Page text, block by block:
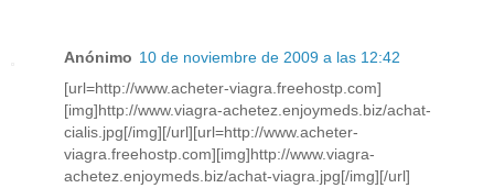
Anónimo 10 de noviembre de 2009 a las 12:42
[url=http://www.acheter-viagra.freehostp.com]
[img]http://www.viagra-achetez.enjoymeds.biz/achat-
cialis.jpg[/img][/url][url=http://www.acheter-
viagra.freehostp.com][img]http://www.viagra-
achetez.enjoymeds.biz/achat-viagra.jpg[/img][/url]